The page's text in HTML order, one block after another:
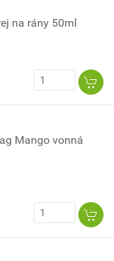
na rány 50ml
Mango vonná